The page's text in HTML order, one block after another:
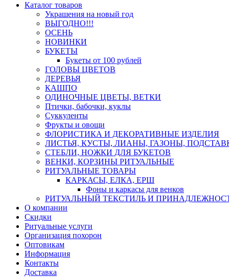
Каталог товаров
Украшения на новый год
ВЫГОДНО!!!
ОСЕНЬ
НОВИНКИ
БУКЕТЫ
Букеты от 100 рублей
ГОЛОВЫ ЦВЕТОВ
ДЕРЕВЬЯ
КАШПО
ОДИНОЧНЫЕ ЦВЕТЫ, ВЕТКИ
Птички, бабочки, куклы
Суккуленты
Фрукты и овощи
ФЛОРИСТИКА И ДЕКОРАТИВНЫЕ ИЗДЕЛИЯ
ЛИСТЬЯ, КУСТЫ, ЛИАНЫ, ГАЗОНЫ,
СТЕБЛИ, НОЖКИ ДЛЯ БУКЕТОВ
ВЕНКИ, КОРЗИНЫ РИТУАЛЬНЫЕ
РИТУАЛЬНЫЕ ТОВАРЫ
КАРКАСЫ, ЕЛКА, ЕРШ
Фоны и каркасы для венков
РИТУАЛЬНЫЙ ТЕКСТИЛЬ И
О компании
Скидки
Ритуальные услуги
Организация похорон
Оптовикам
Информация
Контакты
Доставка